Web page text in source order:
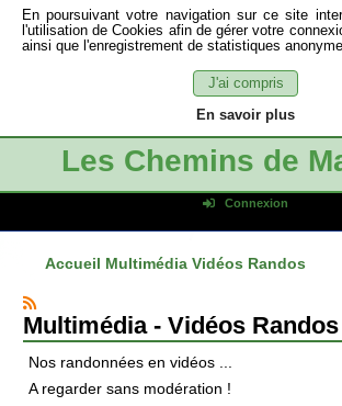
En poursuivant votre navigation sur ce site
l'utilisation de Cookies afin de gérer votre
ainsi que l'enregistrement de statistiques
J'ai compris
En savoir plus
Les Chemins de
Connexion
Mot de passe
Connexion
Mot de passe oublié
Accueil Multimédia Vidéos Randos
Multimédia - Vidéos Randos
Nos randonnées en vidéos ...
A regarder sans modération !